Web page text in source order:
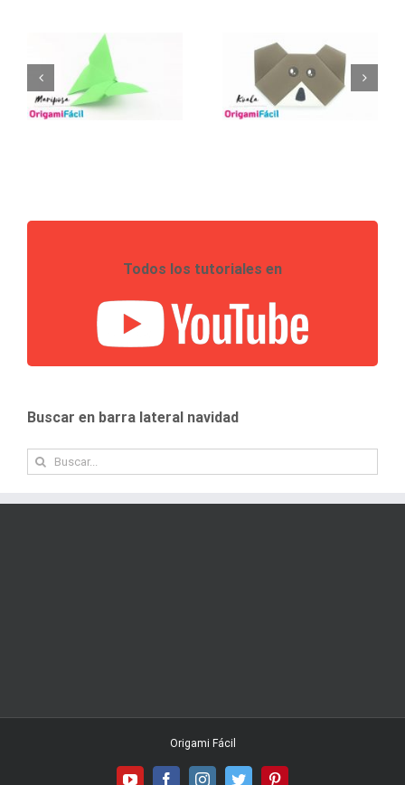
Todos los tutoriales en
Buscar en barra lateral navidad
Buscar:
Origami Fácil
YouTubeFacebookInstagramTwitter